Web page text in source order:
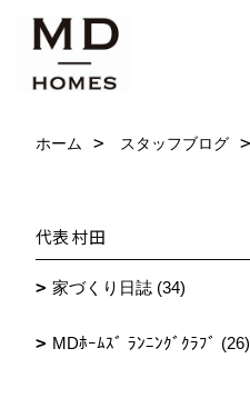
ホーム スタッフブログ
代表 村田
家づくり日誌 (34)
MDﾎｰﾑｽﾞ ﾗﾝﾆﾝｸﾞｸﾗﾌﾞ (26)